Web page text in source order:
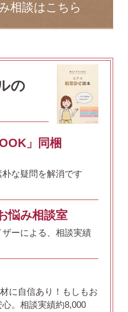
配送・送料
全国一律 715円
送料無料
相談はこちら
の
」同梱
な疑問を解消です
悩み相談室
ーによる、相談実績
に自信あり！ もしもお
。相談実績約8,000